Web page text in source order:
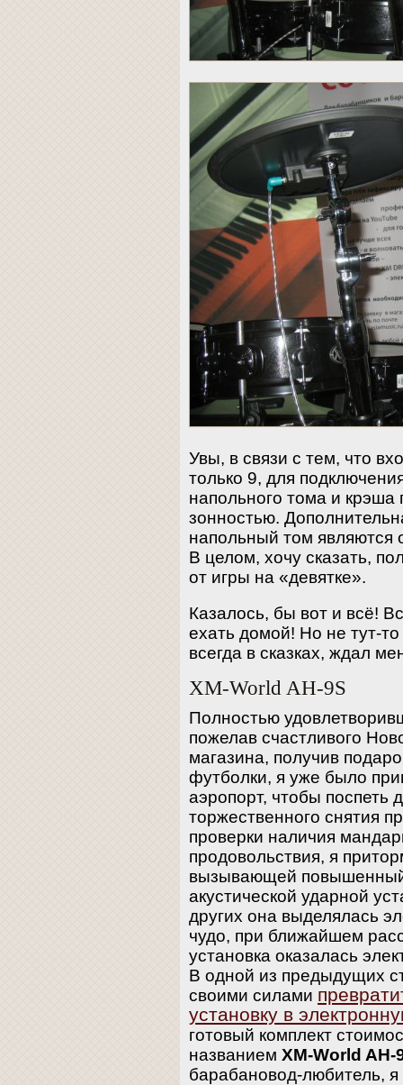
Увы, в связи с тем, что
только 9, для
напольного тома и
зонностью.
напольный том являются
В целом, хочу сказать,
от игры на «девятке».
Казалось, бы вот и всё!
ехать домой! Но не тут-
всегда в сказках, ждал
XM-World AH-9S
Полностью
пожелав счастливого
магазина, получив
футболки, я уже было
аэропорт, чтобы поспеть
торжественного снятия
проверки наличия
продовольствия, я
вызывающей
акустической ударной
других она выделялась
чудо, при ближайшем
установка оказалась
В одной из предыдущих
своими силами
установку в
готовый комплект
названием XM-World AH-
барабановод-любитель,